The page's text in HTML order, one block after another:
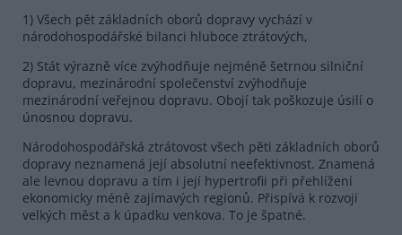
1) Všech pět základních oborů dopravy vychází v
národohospodářské bilanci hluboce ztrátových,
2) Stát výrazně více zvýhodňuje nejméně šetrnou silniční
dopravu, mezinárodní společenství zvýhodňuje
mezinárodní veřejnou dopravu. Obojí tak poškozuje úsilí o
únosnou dopravu.
Národohospodářská ztrátovost všech pěti základních oborů
dopravy neznamená její absolutní neefektivnost. Znamená
ale levnou dopravu a tím i její hypertrofii při přehlížení
ekonomicky méně zajímavých regionů. Přispívá k rozvoji
velkých měst a k úpadku venkova. To je špatné.